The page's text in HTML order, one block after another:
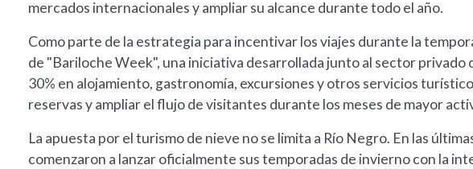
mercados internacionales y ampliar su alcance durante todo el año.
Como parte de la estrategia para incentivar los viajes durante la
de "Bariloche Week", una iniciativa desarrollada junto al sector
30% en alojamiento, gastronomía, excursiones y otros servicios
reservas y ampliar el flujo de visitantes durante los meses de mayor
La apuesta por el turismo de nieve no se limita a Río Negro. En las
comenzaron a lanzar oficialmente sus temporadas de invierno con la